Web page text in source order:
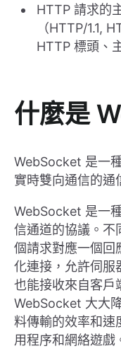
HTTP 請求的
（HTTP/1.1,
HTTP 標頭、
什麼是
WebSocket 是一
實時雙向通信的通
WebSocket 是一
信通道的協議。不
個請求對應一個回
化連接，允許伺服
也能接收來自客戶
WebSocket 大大
料傳輸的效率和速
用程序和網絡遊戲